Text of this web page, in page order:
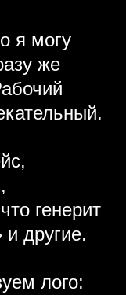
я могу
же
генерит
другие.
лого: